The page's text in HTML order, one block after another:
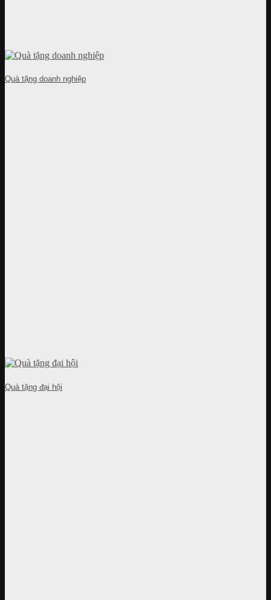
Quà tặng doanh nghiệp
Quà tặng đại hội